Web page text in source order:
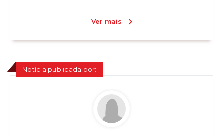
Ver mais
Notícia publicada por: